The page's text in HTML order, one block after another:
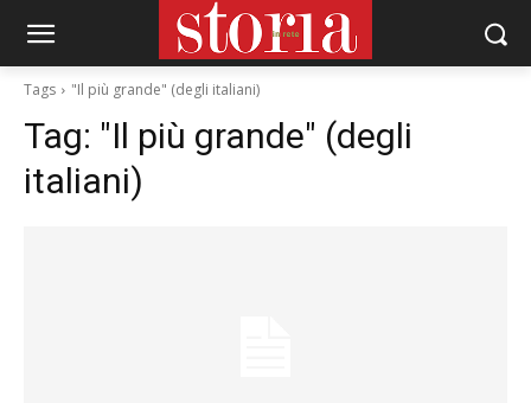
Tags "Il più grande" (degli italiani)
Tag: "Il più grande" (degli
italiani)